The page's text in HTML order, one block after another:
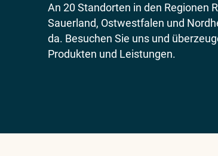
An 20 Standorten in den Regionen
Sauerland, Ostwestfalen und
da. Besuchen Sie uns und
Produkten und Leistungen.